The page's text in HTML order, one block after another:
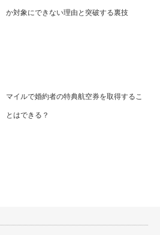
か対象にできない理由と突破する裏技
マイルで婚約者の特典航空券を取得するこ
とはできる？